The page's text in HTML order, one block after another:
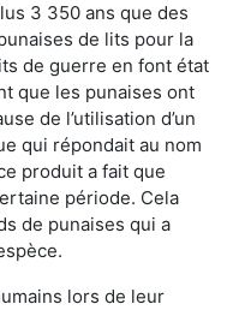
3 350 ans que des
de lits pour la
de guerre en font état
que les punaises ont
de l’utilisation d’un
qui répondait au nom
produit a fait que
période. Cela
de punaises qui a
lors de leur